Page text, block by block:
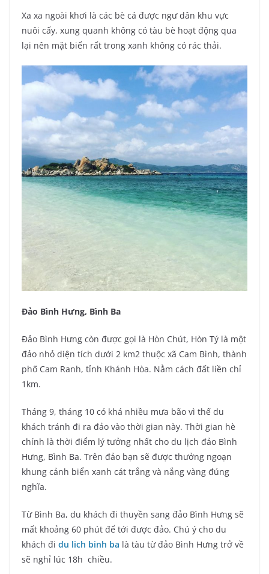
Xa xa ngoài khơi là các bè cá được ngư dân khu vực
nuôi cấy, xung quanh không có tàu bè hoạt động qua
lại nên mặt biển rất trong xanh không có rác thải.
Đảo Bình Hưng, Bình Ba
Đảo Bình Hưng còn được gọi là Hòn Chút, Hòn Tý là một
đảo nhỏ diện tích dưới 2 km2 thuộc xã Cam Bình, thành
phố Cam Ranh, tỉnh Khánh Hòa. Nằm cách đất liền chỉ
1km.
Tháng 9, tháng 10 có khá nhiều mưa bão vì thế du
khách tránh đi ra đảo vào thời gian này. Thời gian hè
chính là thời điểm lý tưởng nhất cho du lịch đảo Bình
Hưng, Bình Ba. Trên đảo bạn sẽ được thưởng ngoạn
khung cảnh biển xanh cát trắng và nắng vàng đúng
nghĩa.
Từ Bình Ba, du khách đi thuyền sang đảo Bình Hưng sẽ
mất khoảng 60 phút để tới được đảo. Chú ý cho du
khách đi du lich binh ba là tàu từ đảo Bình Hưng trở về
sẽ nghỉ lúc 18h chiều.